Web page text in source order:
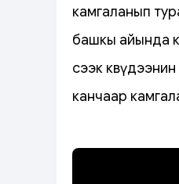
камгаланып
башкы айында
сээк
канчаар